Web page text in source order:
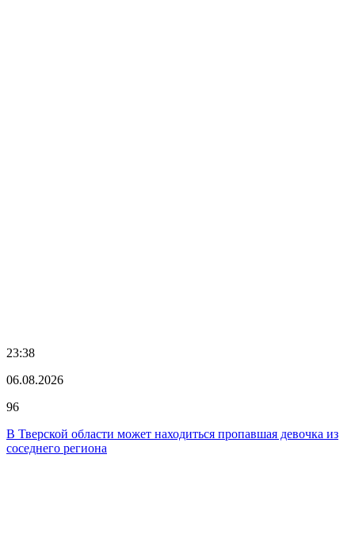
23:38
06.08.2026
96
В Тверской области может находиться пропавшая девочка из
соседнего региона